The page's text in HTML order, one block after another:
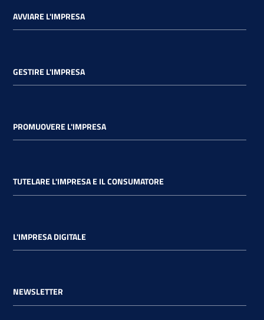
AVVIARE L'IMPRESA
GESTIRE L'IMPRESA
PROMUOVERE L'IMPRESA
TUTELARE L'IMPRESA E IL CONSUMATORE
L'IMPRESA DIGITALE
NEWSLETTER